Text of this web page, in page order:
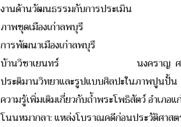
งานด้านวัฒนธรรมกับการประเมิน
ภาพชุดเมืองเก่าลพบุรี
การพัฒนาเมืองเก่าลพบุรี
บ้านวิชาเยนทร์ นงคราญ ศรี
ประติมานวิทยาและรูปแบบศิลปะในภาพปู
ความรู้เพิ่มเติมเกี่ยวกับถ้ำพระโพธิสัตว์ อำเ
โนนหมากลา: แหล่งโบราณคดีก่อนประวัติศ